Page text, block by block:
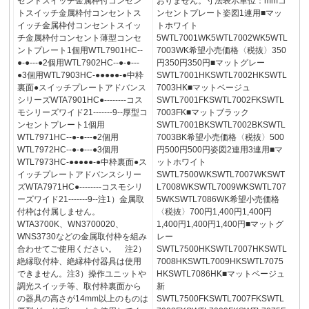
トスイッチ金属枠付コンセントス
イッチ金属枠付コンセントスイッ
チ金属枠付コンセント薄型コンセ
ントプレート1個用WTL7901HC--
●-●---●2個用WTL7902HC--●-●---
●3個用WTL7903HC-●●●●●-●中枠
裏面●スイッチプレートアドバンス
シリーズWTA7901HC●--------コス
モシリーズワイド21-------9--厚型コ
ンセントプレート1個用
WTL7971HC--●-●---●2個用
WTL7972HC--●-●---●3個用
WTL7973HC-●●●●●-●中枠裏面●ス
イッチプレートアドバンスシリー
ズWTA7971HC●--------コスモシリ
ーズワイド21-------9--注1）金属取
付枠は付属しません。
WTA3700K、WN3700020、
WNS3730などの金属取付枠を組み
合わせてご使用ください。 注2）
絶縁取付枠、絶縁枠付器具は使用
できません。注3）操作ユニットや
調光スイッチ等、取付枠裏面から
の器具の高さが14mm以上のものは
ンセントプレート姿図1連用■マッ
トホワイト
5WTL7001WK5WTL7002WK5WTL
7003WK希望小売価格〈税抜〉350
円350円350円■マットグレー
SWTL7001HKSWTL7002HKSWTL
7003HK■マットベージュ
SWTL7001FKSWTL7002FKSWTL
7003FK■マットブラック
SWTL7001BKSWTL7002BKSWTL
7003BK希望小売価格〈税抜〉500
円500円500円姿図2連用3連用■マ
ットホワイト
SWTL7500WKSWTL7007WKSWT
L7008WKSWTL7009WKSWTL707
5WKSWTL7086WK希望小売価格
〈税抜〉700円1,400円1,400円
1,400円1,400円1,400円■マットグ
レー
SWTL7500HKSWTL7007HKSWTL
7008HKSWTL7009HKSWTL7075
HKSWTL7086HK■マットベージュ
新
SWTL7500FKSWTL7007FKSWTL